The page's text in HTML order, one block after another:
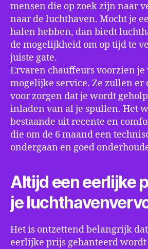
mensen die op zoek zijn naar
naar de luchthaven. Mocht je
halen hebben, dan biedt
de mogelijkheid om op tijd te
juiste gate.
Ervaren chauffeurs voorzien je
mogelijke service. Ze zullen er
voor zorgen dat je wordt
inladen van al je spullen. Het
bestaande uit recente en
die om de 6 maand een
ondergaan en goed
Altijd een eerlijke
je
Het is ontzettend belangrijk
eerlijke prijs gehanteerd